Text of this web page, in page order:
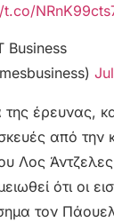
Business
της έρευνας,
από την
Λος
ότι οι
τον